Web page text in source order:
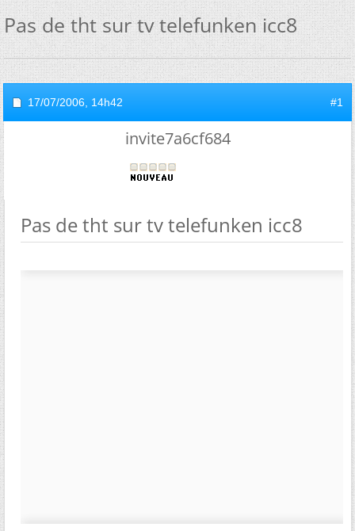
Pas de tht sur tv telefunken icc8
17/07/2006, 14h42 #1
invite7a6cf684
Pas de tht sur tv telefunken icc8